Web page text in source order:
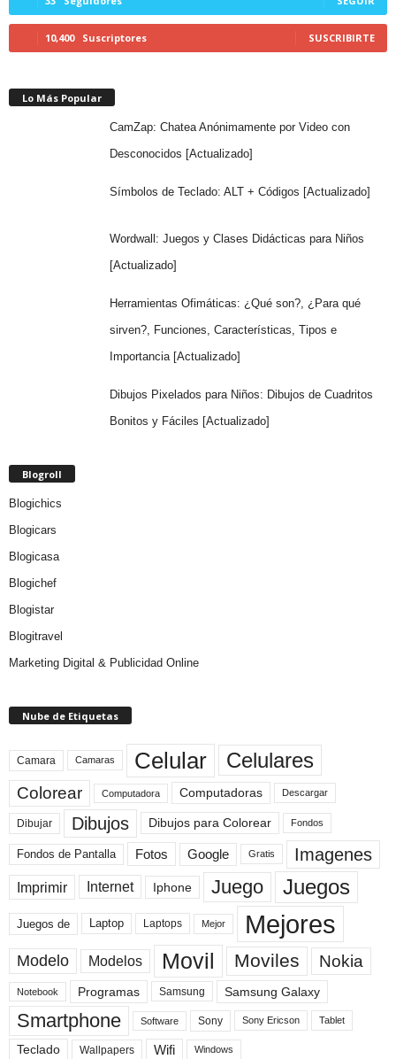
10,400 Suscriptores SUSCRIBIRTE
Lo Más Popular
CamZap: Chatea Anónimamente por Video con
Desconocidos [Actualizado]
Símbolos de Teclado: ALT + Códigos [Actualizado]
Wordwall: Juegos y Clases Didácticas para Niños
[Actualizado]
Herramientas Ofimáticas: ¿Qué son?, ¿Para qué
sirven?, Funciones, Características, Tipos e
Importancia [Actualizado]
Dibujos Pixelados para Niños: Dibujos de Cuadritos
Bonitos y Fáciles [Actualizado]
Blogroll
Blogichics
Blogicars
Blogicasa
Blogichef
Blogistar
Blogitravel
Marketing Digital & Publicidad Online
Nube de Etiquetas
Camara Camaras Celular Celulares
Colorear Computadora Computadoras Descargar
Dibujar Dibujos Dibujos para Colorear Fondos
Fondos de Pantalla Fotos Google Gratis Imagenes
Imprimir Internet Iphone Juego Juegos
Juegos de Laptop Laptops Mejor Mejores
Modelo Modelos Movil Moviles Nokia
Notebook Programas Samsung Samsung Galaxy
Smartphone Software Sony Sony Ericson Tablet
Teclado Wallpapers Wifi Windows